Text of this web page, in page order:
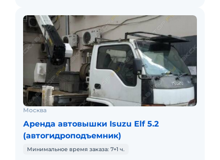
Москва
Аренда автовышки Isuzu Elf 5.2
(автогидроподъемник)
Минимальное время заказа: 7+1 ч.